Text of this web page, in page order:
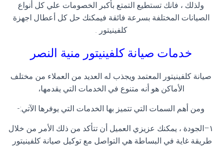
ولذلك ، فانك تستطيع التمتع بأكبر الخصومات علي كل أنواع
الصيانات المختلفة بسرعة فائقة فيمكنك حل كل أعطال اجهزة
كلفينيتور .
خدمات صيانة كلفينيتور منية النصر
صيانة كلفينيتور المعتمد ويجذب له العديد من العملاء من مختلف
الأماكن هو أنه متنوع في الخدمات التي يقدمها،
ومن أهم السمات التي تتميز بها الخدمات التي يوفرها الآتي:-
١–الجودة ، يمكنك عزيزي العميل أن تتأكد من ذلك الأمر من خلال
طريقة غاية في البساطة هي التواصل مع توكيل صيانة كلفينيتور